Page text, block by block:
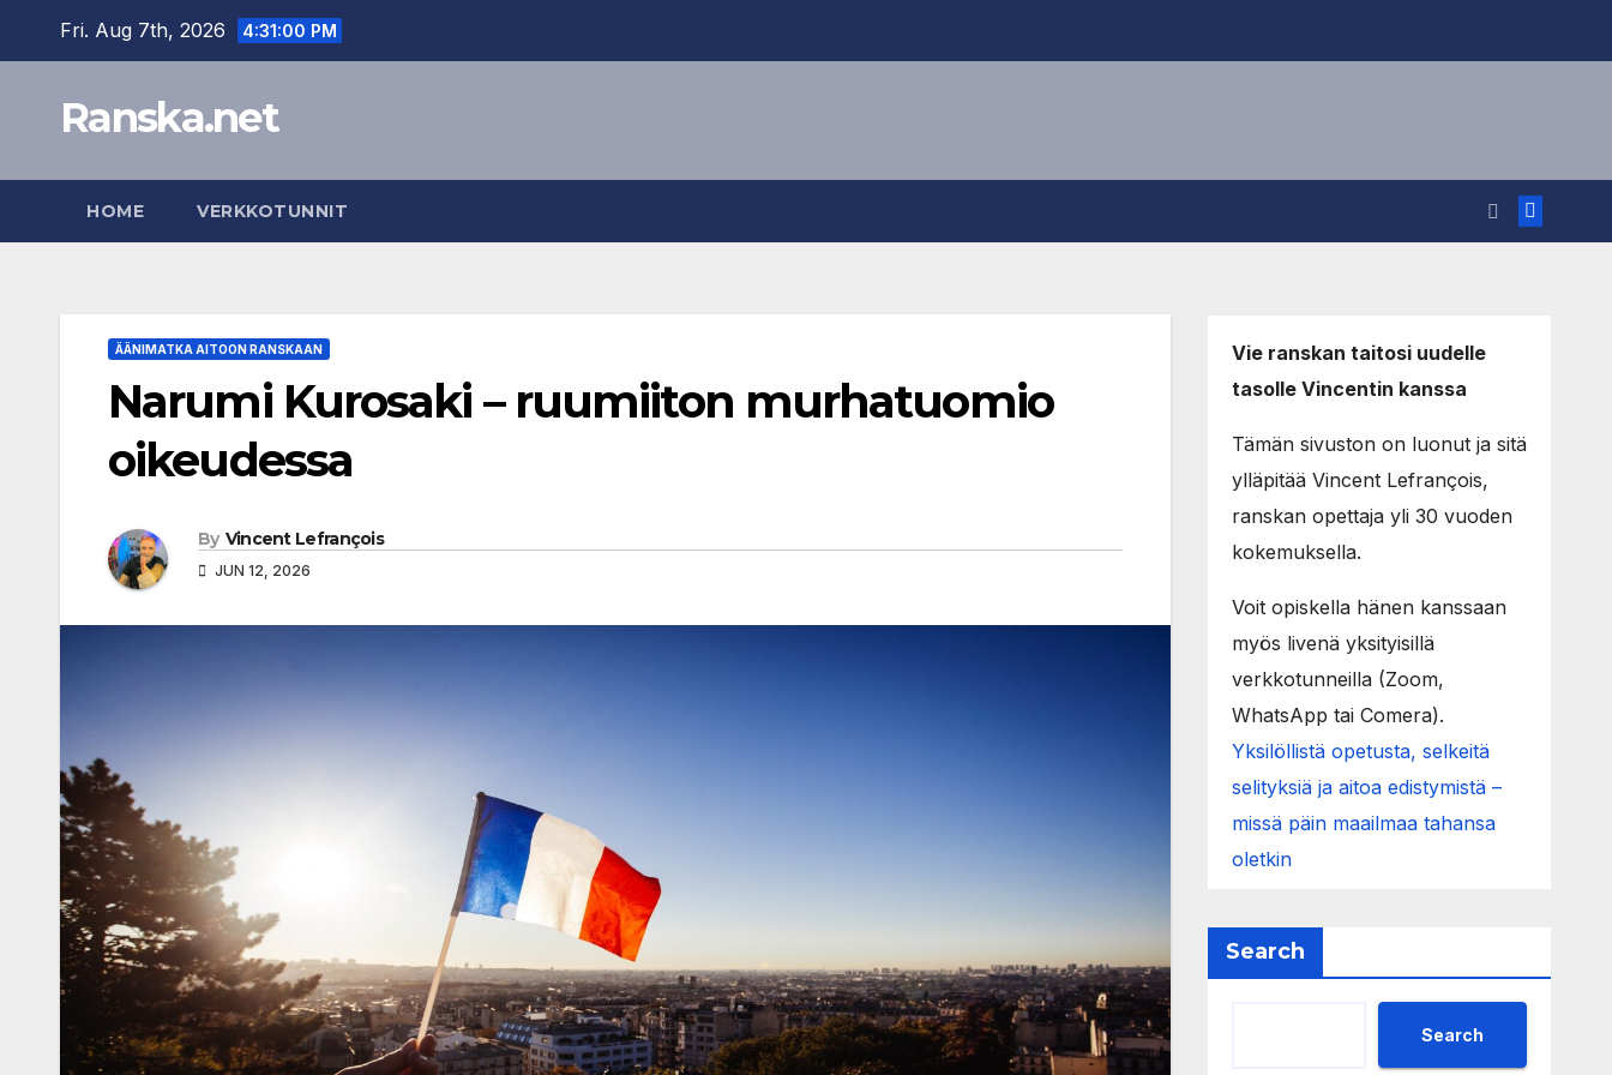
Fri. Aug 7th, 2026 4:31:01 PM
Ranska.net
HOME VERKKOTUNNIT
ÄÄNIMATKA AITOON RANSKAAN
Narumi Kurosaki – ruumiiton murhatuomio
oikeudessa
By Vincent Lefrançois
JUN 12, 2026
Vie ranskan taitosi uudelle
tasolle Vincentin kanssa
Tämän sivuston on luonut ja sitä
ylläpitää Vincent Lefrançois,
ranskan opettaja yli 30 vuoden
kokemuksella.
Voit opiskella hänen kanssaan
myös livenä yksityisillä
verkkotunneilla (Zoom,
WhatsApp tai Comera).
Yksilöllistä opetusta, selkeitä
selityksiä ja aitoa edistymistä –
missä päin maailmaa tahansa
oletkin
Search
Search